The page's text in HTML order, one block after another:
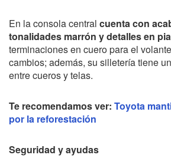
En la consola central cuenta con
tonalidades marrón y detalles en
terminaciones en cuero para el
cambios; además, su silletería tiene
entre cueros y telas.
Te recomendamos ver: Toyota
por la reforestación
Seguridad y ayudas